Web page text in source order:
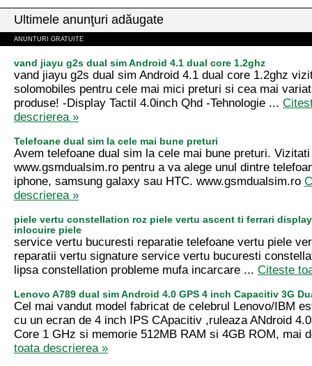
Ultimele anunţuri adăugate
ANUNTURI GRATUITE
vand jiayu g2s dual sim Android 4.1 dual core 1.2ghz
vand jiayu g2s dual sim Android 4.1 dual core 1.2ghz
solomobiles pentru cele mai mici preturi si cea mai
produse! -Display Tactil 4.0inch Qhd -Tehnologie ...
descrierea »
Telefoane dual sim la cele mai bune preturi
Avem telefoane dual sim la cele mai bune preturi.
www.gsmdualsim.ro pentru a va alege unul dintre
iphone, samsung galaxy sau HTC. www.gsmdualsim.ro
descrierea »
piele vertu constellation roz piele vertu ascent ti ferrari
inlocuire piele
service vertu bucuresti reparatie telefoane vertu piele
reparatii vertu signature service vertu bucuresti
lipsa constellation probleme mufa incarcare ... Citeste
Lenovo A789 dual sim Android 4.0 GPS 4 inch Capacitiv 3G
Cel mai vandut model fabricat de celebrul Lenovo/IBM
cu un ecran de 4 inch IPS CApacitiv ,ruleaza ANdroid
Core 1 GHz si memorie 512MB RAM si 4GB ROM, mai
toata descrierea »